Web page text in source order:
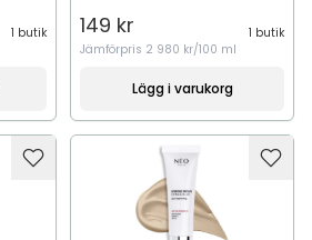
1 butik
149 kr
1 butik
Jämförpris 2 980 kr/100 ml
Lägg i varukorg